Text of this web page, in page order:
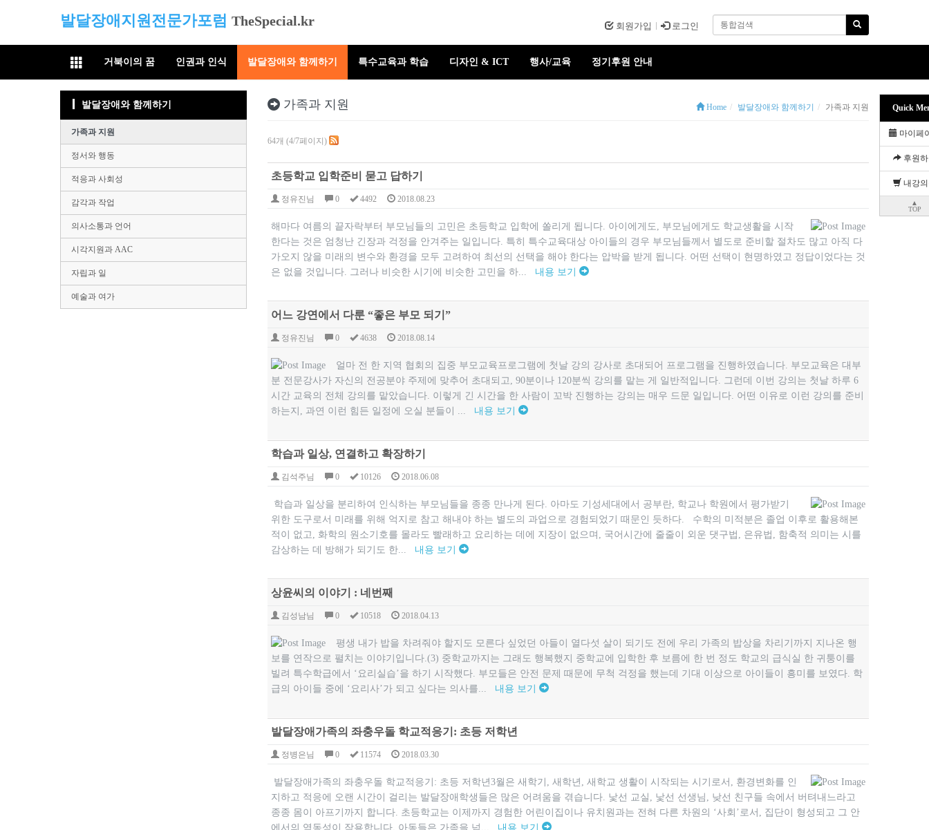
발달장애지원전문가포럼 TheSpecial.kr 회원가입 로그인
거북이의 꿈 인권과 인식 발달장애와 함께하기 특수교육과 학습 디자인 & ICT 행사/교육 정기후원 안내
가족과 지원 Home 발달장애와 함께하기 가족과 지원
64개 (4/7페이지)
초등학교 입학준비 묻고 답하기
정유진님 0 4492 2018.08.23
해마다 여름의 끝자락부터 부모님들의 고민은 초등학교 입학에 쏠리게 됩니다. 아이에게도, 부모님에게도 학교생활을 시작
한다는 것은 엄청난 긴장과 걱정을 안겨주는 일입니다. 특히 특수교육대상 아이들의 경우 부모님들께서 별도로 준비할 절차도 많고 아직 다
가오지 않을 미래의 변수와 환경을 모두 고려하여 최선의 선택을 해야 한다는 압박을 받게 됩니다. 어떤 선택이 현명하였고 정답이었다는 것
은 없을 것입니다. 그러나 비슷한 시기에 비슷한 고민을 하... 내용 보기
어느 강연에서 다룬 “좋은 부모 되기”
정유진님 0 4638 2018.08.14
얼마 전 한 지역 협회의 집중 부모교육프로그램에 첫날 강의 강사로 초대되어 프로그램을 진행하였습니다. 부모교육은 대부
분 전문강사가 자신의 전공분야 주제에 맞추어 초대되고, 90분이나 120분씩 강의를 맡는 게 일반적입니다. 그런데 이번 강의는 첫날 하루 6
시간 교육의 전체 강의를 맡았습니다. 이렇게 긴 시간을 한 사람이 꼬박 진행하는 강의는 매우 드문 일입니다. 어떤 이유로 이런 강의를 준비
하는지, 과연 이런 힘든 일정에 오실 분들이 ... 내용 보기
학습과 일상, 연결하고 확장하기
김석주님 0 10126 2018.06.08
학습과 일상을 분리하여 인식하는 부모님들을 종종 만나게 된다. 아마도 기성세대에서 공부란, 학교나 학원에서 평가받기
위한 도구로서 미래를 위해 억지로 참고 해내야 하는 별도의 과업으로 경험되었기 때문인 듯하다. 수학의 미적분은 졸업 이후로 활용해본
적이 없고, 화학의 원소기호를 몰라도 빨래하고 요리하는 데에 지장이 없으며, 국어시간에 줄줄이 외운 댓구법, 은유법, 함축적 의미는 시를
감상하는 데 방해가 되기도 한... 내용 보기
상윤씨의 이야기 : 네번째
김성남님 0 10518 2018.04.13
평생 내가 밥을 차려줘야 할지도 모른다 싶었던 아들이 열다섯 살이 되기도 전에 우리 가족의 밥상을 차리기까지 지나온 행
보를 연작으로 펼치는 이야기입니다.(3) 중학교까지는 그래도 행복했지 중학교에 입학한 후 보름에 한 번 정도 학교의 급식실 한 귀퉁이를
빌려 특수학급에서 ‘요리실습’을 하기 시작했다. 부모들은 안전 문제 때문에 무척 걱정을 했는데 기대 이상으로 아이들이 흥미를 보였다. 학
급의 아이들 중에 ‘요리사’가 되고 싶다는 의사를... 내용 보기
발달장애가족의 좌충우돌 학교적응기: 초등 저학년
정병은님 0 11574 2018.03.30
발달장애가족의 좌충우돌 학교적응기: 초등 저학년​​3월은 새학기, 새학년, 새학교 생활이 시작되는 시기로서, 환경변화를 인
지하고 적응에 오랜 시간이 걸리는 발달장애학생들은 많은 어려움을 겪습니다. 낯선 교실, 낯선 선생님, 낮선 친구들 속에서 버텨내느라고
종종 몸이 아프기까지 합니다. 초등학교는 이제까지 경험한 어린이집이나 유치원과는 전혀 다른 차원의 ‘사회’로서, 집단이 형성되고 그 안
에서의 역동성이 작용합니다. 아동들은 가족을 넘... 내용 보기
발달장애와 함께하기
가족과 지원
정서와 행동
적응과 사회성
감각과 작업
의사소통과 언어
시각지원과 AAC
자립과 일
예술과 여가
Quick
마이페
후원하
내강
▲
TOP